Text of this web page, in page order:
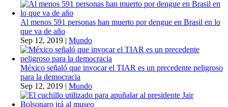
Al menos 591 personas han muerto por dengue en Brasil en lo
que va de año
Sep 12, 2019 | Mundo
México señaló que invocar el TIAR es un precedente peligroso
para la democracia
Sep 12, 2019 | Mundo